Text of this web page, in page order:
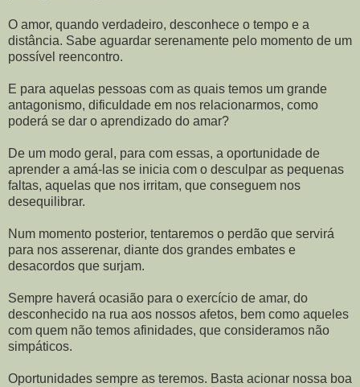
O amor, quando verdadeiro, desconhece o tempo e a
distância. Sabe aguardar serenamente pelo momento de um
possível reencontro.
E para aquelas pessoas com as quais temos um grande
antagonismo, dificuldade em nos relacionarmos, como
poderá se dar o aprendizado do amar?
De um modo geral, para com essas, a oportunidade de
aprender a amá-las se inicia com o desculpar as pequenas
faltas, aquelas que nos irritam, que conseguem nos
desequilibrar.
Num momento posterior, tentaremos o perdão que servirá
para nos asserenar, diante dos grandes embates e
desacordos que surjam.
Sempre haverá ocasião para o exercício de amar, do
desconhecido na rua aos nossos afetos, bem como aqueles
com quem não temos afinidades, que consideramos não
simpáticos.
Oportunidades sempre as teremos. Basta acionar nossa boa